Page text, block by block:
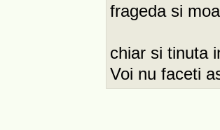
frageda si
chiar si tinuta
Voi nu faceti